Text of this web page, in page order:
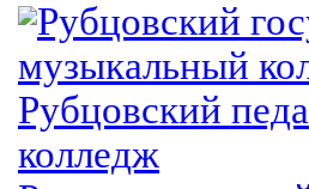
Рубцовский
музыкальный
Рубцовский
колледж